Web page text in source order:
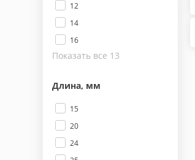
12
14
16
Показать все 13
Длина, мм
15
20
24